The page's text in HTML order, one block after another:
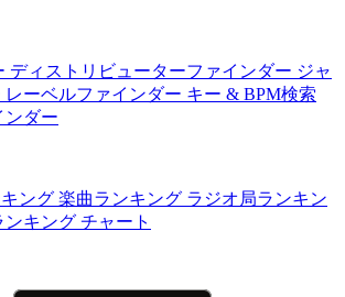
ディストリビューターファインダー ジャ
レーベルファインダー キー & BPM検索
ンダー
ング 楽曲ランキング ラジオ局ランキン
ンキング チャート